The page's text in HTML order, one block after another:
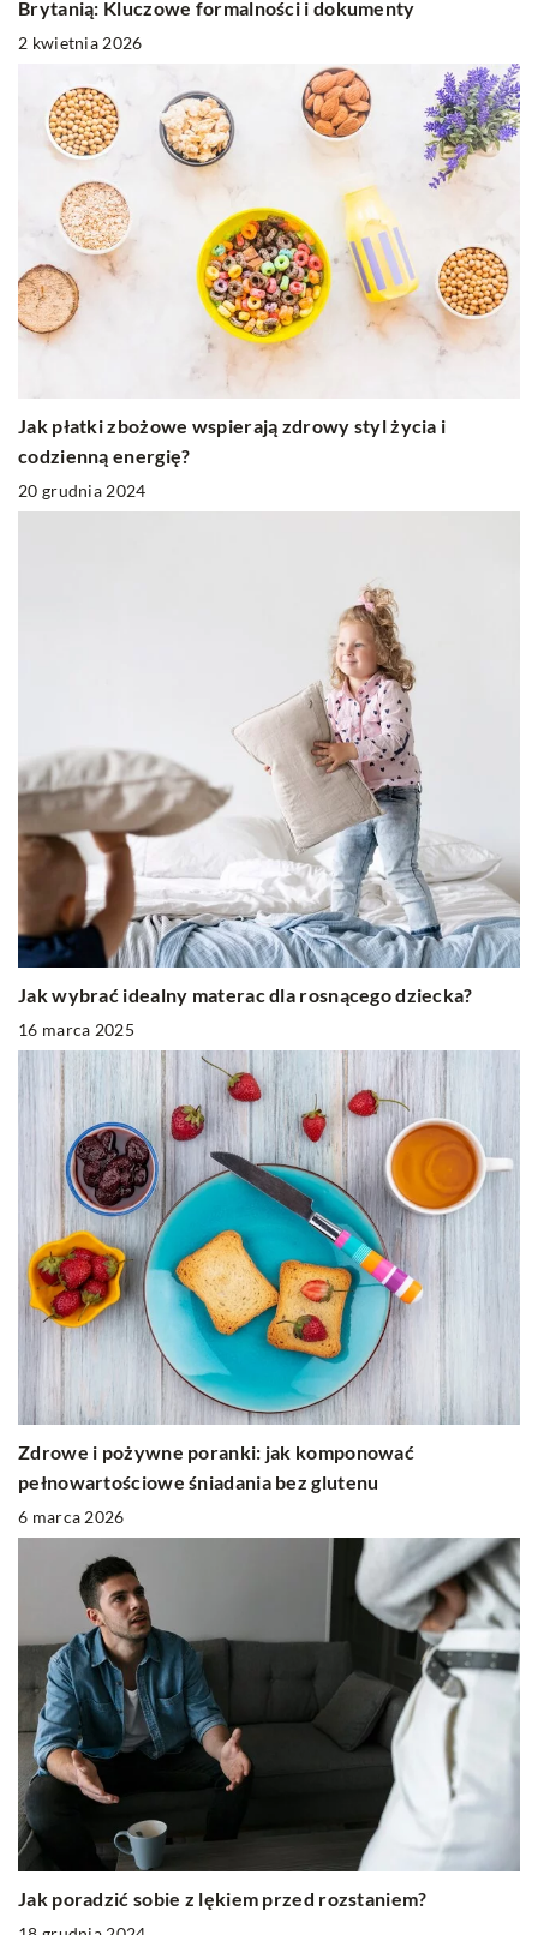
Brytanią: Kluczowe formalności i dokumenty
2 kwietnia 2026
Jak płatki zbożowe wspierają zdrowy styl życia i
codzienną energię?
20 grudnia 2024
Jak wybrać idealny materac dla rosnącego dziecka?
16 marca 2025
Zdrowe i pożywne poranki: jak komponować
pełnowartościowe śniadania bez glutenu
6 marca 2026
Jak poradzić sobie z lękiem przed rozstaniem?